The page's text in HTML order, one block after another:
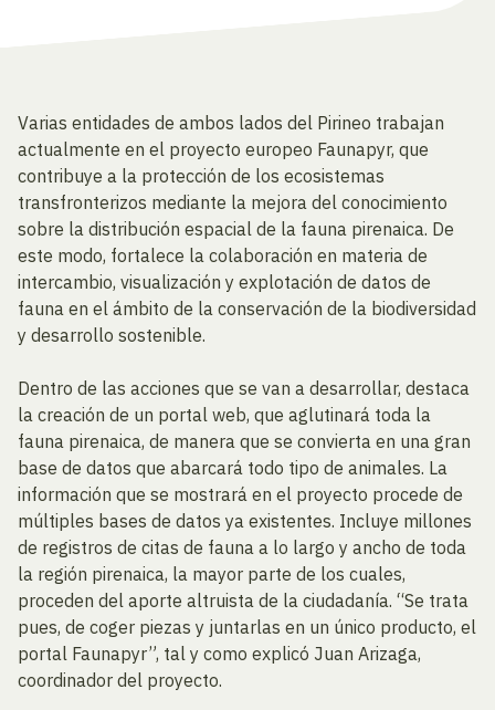
Varias entidades de ambos lados del Pirineo trabajan
actualmente en el proyecto europeo Faunapyr, que
contribuye a la protección de los ecosistemas
transfronterizos mediante la mejora del conocimiento
sobre la distribución espacial de la fauna pirenaica. De
este modo, fortalece la colaboración en materia de
intercambio, visualización y explotación de datos de
fauna en el ámbito de la conservación de la biodiversidad
y desarrollo sostenible.
Dentro de las acciones que se van a desarrollar, destaca
la creación de un portal web, que aglutinará toda la
fauna pirenaica, de manera que se convierta en una gran
base de datos que abarcará todo tipo de animales. La
información que se mostrará en el proyecto procede de
múltiples bases de datos ya existentes. Incluye millones
de registros de citas de fauna a lo largo y ancho de toda
la región pirenaica, la mayor parte de los cuales,
proceden del aporte altruista de la ciudadanía. “Se trata
pues, de coger piezas y juntarlas en un único producto, el
portal Faunapyr”, tal y como explicó Juan Arizaga,
coordinador del proyecto.